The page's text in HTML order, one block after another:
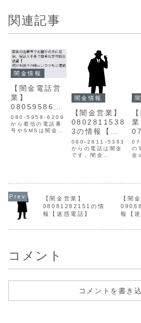
関連記事
闇金情報
【闇金電話営
業】
0805958620
9白石の情報
080-5958-6209
から着信の電話番
号やSMSは闇金で
ヤミキンは個人情
し、SMSや営業電
話をかけます。
は...
闇金情報
【闇金営業】
0802811538
3の情報【迷
惑電話】
080-2811-5383
からの電話は闇金
です。闇金
登録もなく、信用
情報がありませ
ん。取り立て時は
攻撃的な言葉遣い
を始めます。非常
業
6
報
の
金
や
も
金
い
ず
【闇金営業】
08081282151の情
報【迷惑電話】
【闇
報【
コメント
コメントを書き